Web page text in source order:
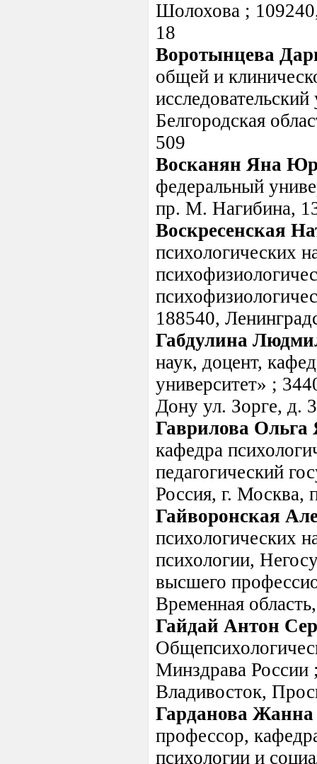
Шолохова ;
18
Воротынцева
общей и
Белгородская
509
Восканян Яна
федеральный
пр. М. Нагибина,
Воскресенская
психологических
188540,
Габдулина
наук, доцент,
университет» ;
Дону ул. Зорге, д.
Гаврилова Ольга
кафедра
педагогический
Россия, г. Москва,
Гайворонская
психологических
психологии,
высшего
Временная
Гайдай Антон
Минздрава России
Владивосток,
Гарданова Жанна
профессор,
психологии и